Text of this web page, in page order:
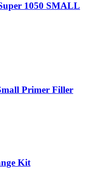
1050 SMALL
Primer Filler
Kit